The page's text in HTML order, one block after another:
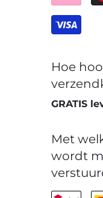
Hoe
GRATIS
Met
wordt